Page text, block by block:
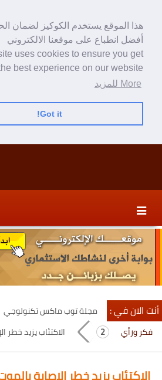
هذا الموقع يستخدم الكوكيز لضمان
أفضل انطباع على موقعنا الالكتروني
uses cookies to ensure you get
best experience on our website
More للمزيد
Got it!
content
secondary
content
أنت الان في :
مجلة توب ماكس تكنولوجي
فكر ورأي
الاكتئاب يزيد خطر